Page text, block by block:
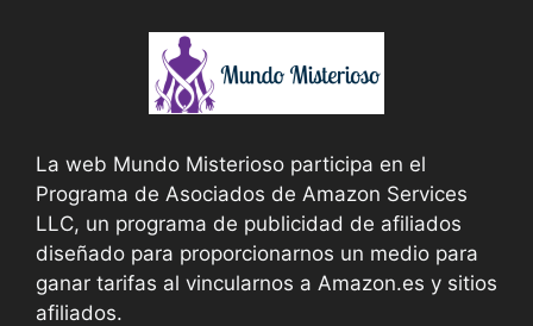
La web Mundo Misterioso participa en el
Programa de Asociados de Amazon Services
LLC, un programa de publicidad de afiliados
diseñado para proporcionarnos un medio para
ganar tarifas al vincularnos a Amazon.es y sitios
afiliados.